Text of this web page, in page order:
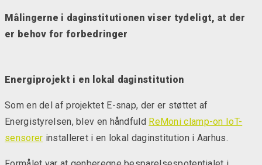
Målingerne i daginstitutionen viser tydeligt, at der
er behov for forbedringer
Energiprojekt i en lokal daginstitution
Som en del af projektet E-snap, der er støttet af
Energistyrelsen, blev en håndfuld ReMoni clamp-on IoT-
sensorer installeret i en lokal daginstitution i Aarhus.